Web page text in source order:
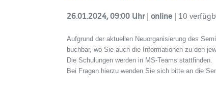
26.01.2024, 09:00 Uhr| online | 10
Aufgrund der aktuellen Neuorganisierung des
buchbar, wo Sie auch die Informationen zu den
Die Schulungen werden in MS-Teams stattfinden.
Bei Fragen hierzu wenden Sie sich bitte an die